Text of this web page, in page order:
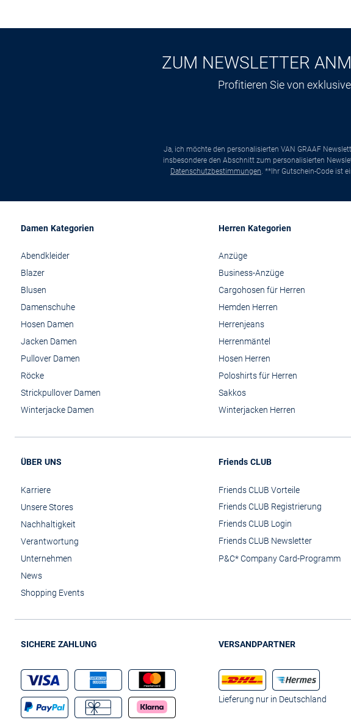
ZUM NEWSLETTER
Profitieren Sie von
Ja, ich möchte den personalisierten VAN GRAAF
insbesondere den Abschnitt zum personalisierten
Datenschutzbestimmungen. **Ihr Gutschein-Code ist
Damen Kategorien
Abendkleider
Blazer
Blusen
Damenschuhe
Hosen Damen
Jacken Damen
Pullover Damen
Röcke
Strickpullover Damen
Winterjacke Damen
Herren Kategorien
Anzüge
Business-Anzüge
Cargohosen für Herren
Hemden Herren
Herrenjeans
Herrenmäntel
Hosen Herren
Poloshirts für Herren
Sakkos
Winterjacken Herren
ÜBER UNS
Karriere
Unsere Stores
Nachhaltigkeit
Verantwortung
Unternehmen
News
Shopping Events
Friends CLUB
Friends CLUB Vorteile
Friends CLUB Registrierung
Friends CLUB Login
Friends CLUB Newsletter
P&C* Company Card-Programm
SICHERE ZAHLUNG VERSANDPARTNER
Lieferung nur in Deutschland